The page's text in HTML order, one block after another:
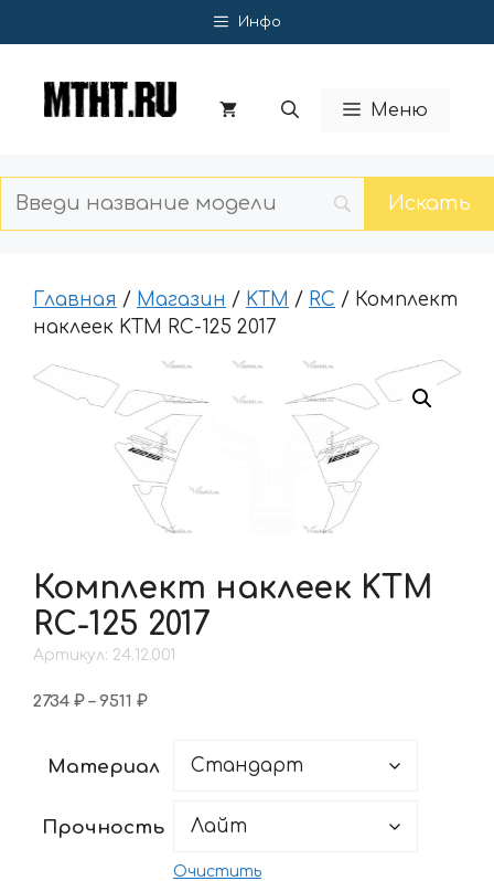
к
Инфо
Меню
Главная / Магазин / KTM / RC / Комплект
наклеек KTM RC-125 2017
Комплект наклеек KTM
RC-125 2017
Артикул: 24.12.001
2734 ₽ – 9511 ₽Диапазон
–
Материал
Прочность
Очистить